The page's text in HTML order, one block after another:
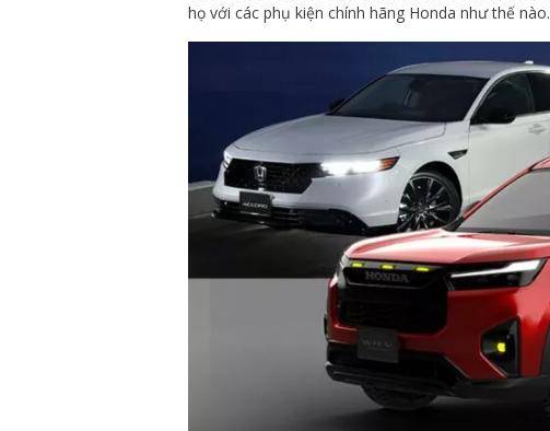
họ với các phụ kiện chính hãng Honda như thế nào.